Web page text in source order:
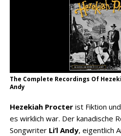
The Complete Recordings Of
Andy
Hezekiah Procter ist Fiktion
es wirklich war. Der kanadische
Songwriter Li’l Andy, eigentlich